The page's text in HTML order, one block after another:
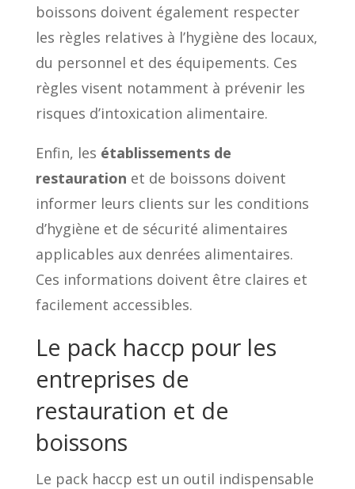
boissons doivent également respecter
les règles relatives à l’hygiène des locaux,
du personnel et des équipements. Ces
règles visent notamment à prévenir les
risques d’intoxication alimentaire.
Enfin, les établissements de
restauration et de boissons doivent
informer leurs clients sur les conditions
d’hygiène et de sécurité alimentaires
applicables aux denrées alimentaires.
Ces informations doivent être claires et
facilement accessibles.
Le pack haccp pour les
entreprises de
restauration et de
boissons
Le pack haccp est un outil indispensable